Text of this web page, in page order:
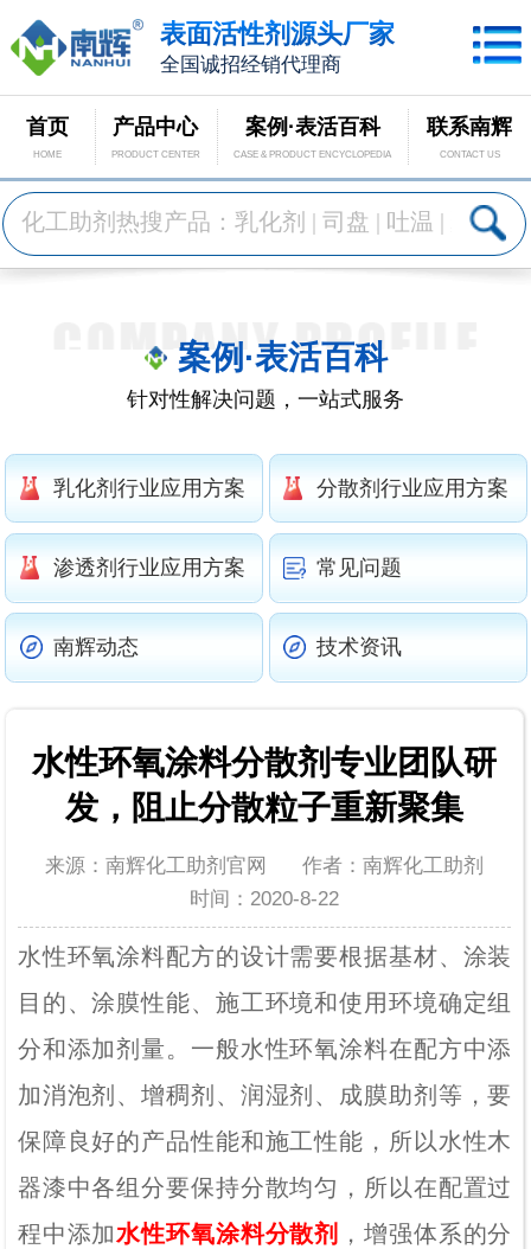
表面活性剂源头厂家
全国诚招经销代理商
首页
HOME
产品中心
PRODUCT CENTER
案例·表活百科
CASE & PRODUCT ENCYCLOPEDIA
联系南辉
CONTACT US
案例·表活百科
针对性解决问题，一站式服务
乳化剂行业应用方案 分散剂行业应用方案
渗透剂行业应用方案 常见问题
南辉动态 技术资讯
水性环氧涂料分散剂专业团队研
发，阻止分散粒子重新聚集
来源：南辉化工助剂官网
作者：南辉化工助剂
时间：2020-8-22
水性环氧涂料配方的设计需要根据基材、涂装
目的、涂膜性能、施工环境和使用环境确定组
分和添加剂量。一般水性环氧涂料在配方中添
加消泡剂、增稠剂、润湿剂、成膜助剂等，要
保障良好的产品性能和施工性能，所以水性木
器漆中各组分要保持分散均匀，所以在配置过
程中添加水性环氧涂料分散剂
，增强体系的分